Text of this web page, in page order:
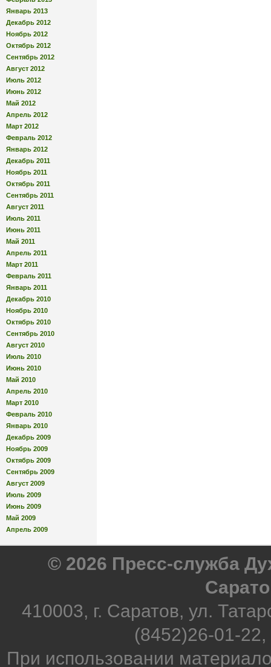
Январь 2013
Декабрь 2012
Ноябрь 2012
Октябрь 2012
Сентябрь 2012
Август 2012
Июль 2012
Июнь 2012
Май 2012
Апрель 2012
Март 2012
Февраль 2012
Январь 2012
Декабрь 2011
Ноябрь 2011
Октябрь 2011
Сентябрь 2011
Август 2011
Июль 2011
Июнь 2011
Май 2011
Апрель 2011
Март 2011
Февраль 2011
Январь 2011
Декабрь 2010
Ноябрь 2010
Октябрь 2010
Сентябрь 2010
Август 2010
Июль 2010
Июнь 2010
Май 2010
Апрель 2010
Март 2010
Февраль 2010
Январь 2010
Декабрь 2009
Ноябрь 2009
Октябрь 2009
Сентябрь 2009
Август 2009
Июль 2009
Июнь 2009
Май 2009
Апрель 2009
© 2026 Пресс-служба
410003, г. Саратов, ул.
(8452)26-01-
При использовании